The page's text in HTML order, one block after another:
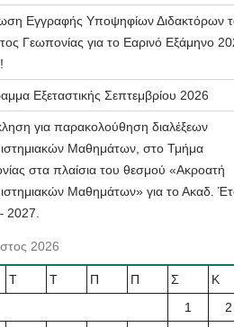
Εγγραφής Υποψηφίων Διδακτόρων
Γεωπονίας για το Εαρινό Εξάμηνο
Εξεταστικής Σεπτεμβρίου 2026
για παρακολούθηση διαλέξεων
Μαθημάτων, στο Τμήμα
στα πλαίσια του θεσμού «Ακροατή
Μαθημάτων» για το Ακαδ.
2027.
2026
Τ Τ Π Π Σ
Κ
1
2